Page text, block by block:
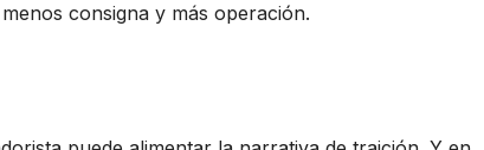
consigna y más operación.